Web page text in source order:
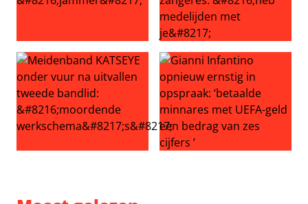
Volendam viert 30 jaar Jan Smit, maar er is ook kritiek:
Echtgenoot Roxeanne